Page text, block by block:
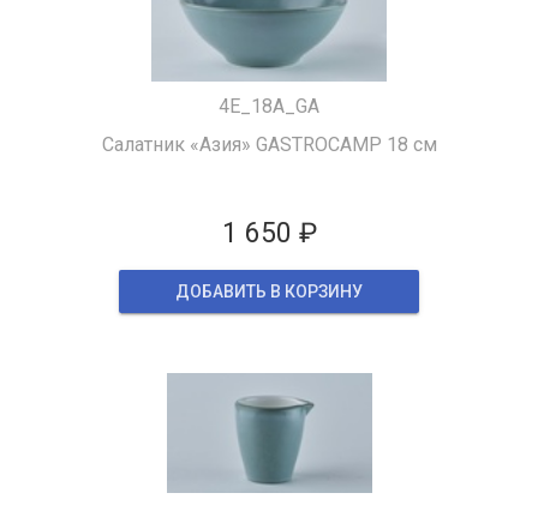
4Е_18A_GA
Салатник «Азия» GASTROCAMP 18 см
1 650 ₽
ДОБАВИТЬ В КОРЗИНУ